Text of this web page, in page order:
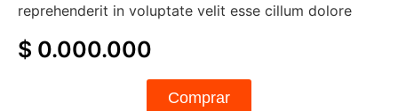
reprehenderit in voluptate velit esse cillum dolore
$ 0.000.000
Comprar